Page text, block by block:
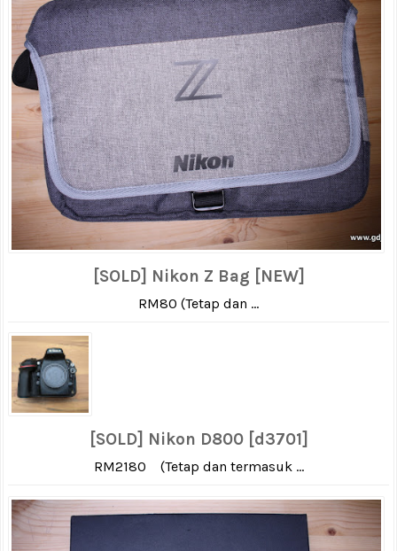
[SOLD] Nikon Z Bag [NEW]
RM80 (Tetap dan ...
[SOLD] Nikon D800 [d3701]
RM2180 (Tetap dan termasuk ...